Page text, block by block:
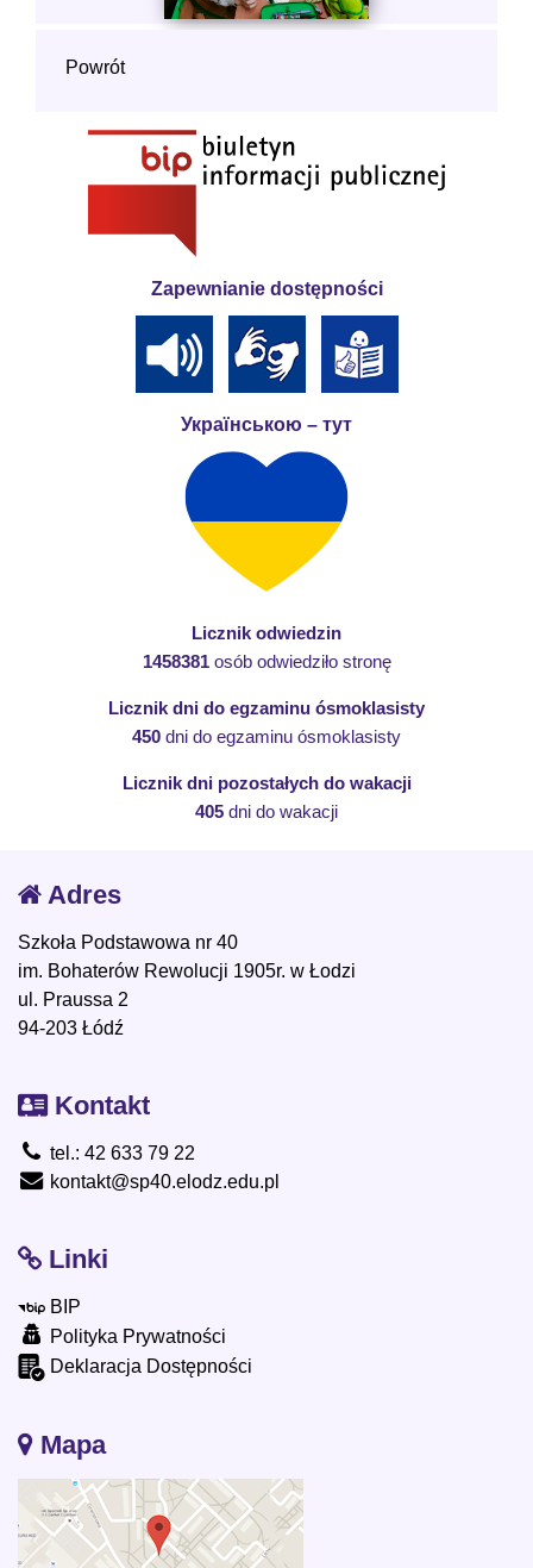
Powrót
Zapewnianie dostępności
Українською – тут
Licznik odwiedzin
1458381osób odwiedziło stronę
Licznik dni do egzaminu ósmoklasisty
450 dni do egzaminu ósmoklasisty
Licznik dni pozostałych do wakacji
405 dni do wakacji
Adres
Szkoła Podstawowa nr 40
im. Bohaterów Rewolucji 1905r. w Łodzi
ul. Praussa 2
94-203 Łódź
Kontakt
tel.: 42 633 79 22
kontakt@sp40.elodz.edu.pl
Linki
BIP
Polityka Prywatności
Deklaracja Dostępności
Mapa